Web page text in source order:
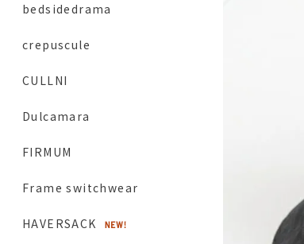
bedsidedrama
crepuscule
CULLNI
Dulcamara
FIRMUM
Frame switchwear
HAVERSACK